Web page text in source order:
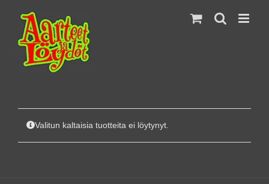
content
Valitun kaltaisia tuotteita ei löytynyt.